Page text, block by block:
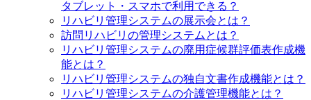
タブレット・スマホで利用できる？
リハビリ管理システムの展示会とは？
訪問リハビリの管理システムとは？
リハビリ管理システムの廃用症候群評価表作成機
能とは？
リハビリ管理システムの独自文書作成機能とは？
リハビリ管理システムの介護管理機能とは？